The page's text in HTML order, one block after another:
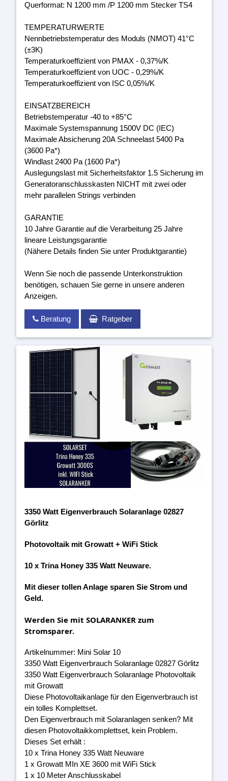
Querformat: N 1200 mm /P 1200 mm Stecker TS4
TEMPERATURWERTE
Nennbetriebstemperatur des Moduls (NMOT) 41°C
(±3K)
Temperaturkoeffizient von PMAX - 0,37%/K
Temperaturkoeffizient von UOC - 0,29%/K
Temperaturkoeffizient von ISC 0,05%/K
EINSATZBEREICH
Betriebstemperatur -40 to +85°C
Maximale Systemspannung 1500V DC (IEC)
Maximale Absicherung 20A Schneelast 5400 Pa
(3600 Pa*)
Windlast 2400 Pa (1600 Pa*)
Auslegungslast mit Sicherheitsfaktor 1.5 Sicherung im
Generatoranschlusskasten NICHT mit zwei oder
mehr parallelen Strings verbinden
GARANTIE
10 Jahre Garantie auf die Verarbeitung 25 Jahre
lineare Leistungsgarantie
(Nähere Details finden Sie unter Produktgarantie)
Wenn Sie noch die passende Unterkonstruktion
benötigen, schauen Sie gerne in unsere anderen
Anzeigen.
Beratung Ratgeber
3350 Watt Eigenverbrauch Solaranlage 02827
Görlitz
Photovoltaik mit Growatt + WiFi Stick
10 x Trina Honey 335 Watt Neuware.
Mit dieser tollen Anlage sparen Sie Strom und
Geld.
Werden Sie mit SOLARANKER zum
Stromsparer.
Artikelnummer: Mini Solar 10
3350 Watt Eigenverbrauch Solaranlage 02827 Görlitz
3350 Watt Eigenverbrauch Solaranlage Photovoltaik
mit Growatt
Diese Photovoltaikanlage für den Eigenverbrauch ist
ein tolles Komplettset.
Den Eigenverbrauch mit Solaranlagen senken? Mit
diesen Photovoltaikkomplettset, kein Problem.
Dieses Set erhält :
10 x Trina Honey 335 Watt Neuware
1 x Growatt MIn XE 3600 mit WiFi Stick
1 x 10 Meter Anschlusskabel